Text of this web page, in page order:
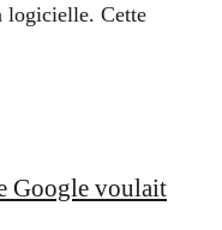
logicielle. Cette
Google voulait